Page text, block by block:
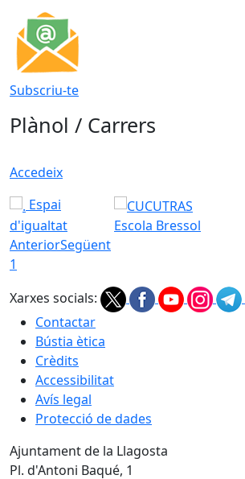
Subscriu-te
Plànol / Carrers
Accedeix
Espai
d'igualtat
Escola Bressol
AnteriorSegüent
1
Xarxes socials:
Contactar
Bústia ètica
Crèdits
Accessibilitat
Avís legal
Protecció de dades
Ajuntament de la Llagosta
Pl. d'Antoni Baqué, 1